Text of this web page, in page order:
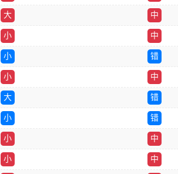
大 中
小 中
小 错
小 中
大 错
小 错
小 中
小 中